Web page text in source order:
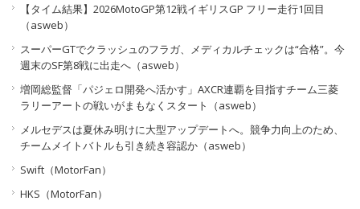
【タイム結果】2026MotoGP第12戦イギリスGP フリー走行1回目
（asweb）
スーパーGTでクラッシュのフラガ、メディカルチェックは“合格”。今
週末のSF第8戦に出走へ（asweb）
増岡総監督「パジェロ開発へ活かす」AXCR連覇を目指すチーム三菱
ラリーアートの戦いがまもなくスタート（asweb）
メルセデスは夏休み明けに大型アップデートへ。競争力向上のため、
チームメイトバトルも引き続き容認か（asweb）
Swift（MotorFan）
HKS（MotorFan）